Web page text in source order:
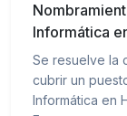
Informática
Se resuelve la
cubrir un
Informática en